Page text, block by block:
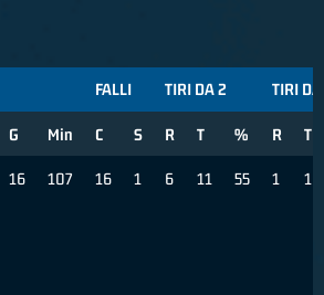
FALLI TIRI DA 2 TIRI
G Min C S R T % R T
16 107 16 1 6 11 55 1 10